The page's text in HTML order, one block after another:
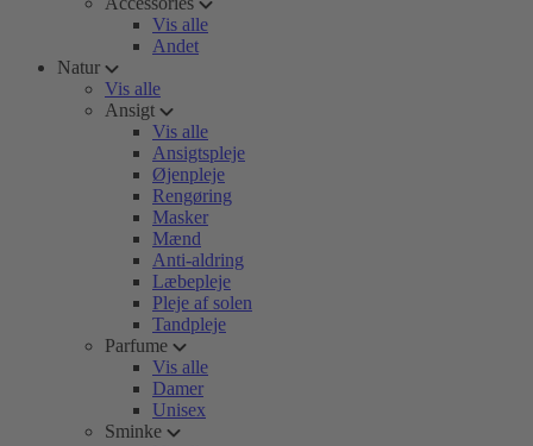
Vis alle
Andet
Natur
Vis alle
Ansigt
Vis alle
Ansigtspleje
Øjenpleje
Rengøring
Masker
Mænd
Anti-aldring
Læbepleje
Pleje af solen
Tandpleje
Parfume
Vis alle
Damer
Unisex
Sminke